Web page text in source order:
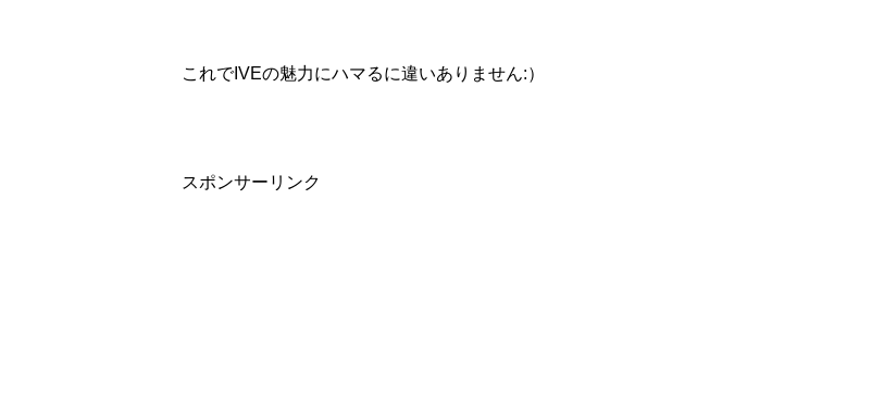
これでIVEの魅力にハマるに違いありません:）
スポンサーリンク